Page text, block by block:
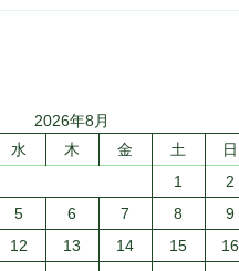
2026年8月
水
木 金 土
日
1
2
5
6 7 8
9
12
13 14 15
16